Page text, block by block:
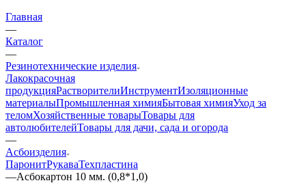
Главная
—
Каталог
—
Резинотехнические изделия
Лакокрасочная
продукцияРастворителиИнструментИзоляционные
материалыПромышленная химияБытовая химияУход за
теломХозяйственные товарыТовары для
автолюбителейТовары для дачи, сада и огорода
—
Асбоизделия
ПаронитРукаваТехпластина
—Асбокартон 10 мм. (0,8*1,0)